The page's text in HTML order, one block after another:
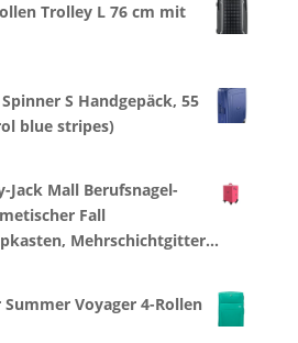
Trolley L 76 cm mit
S Handgepäck, 55
blue stripes)
Mall Berufsnagel-
Fall
Mehrschichtgitter…
Voyager 4-Rollen